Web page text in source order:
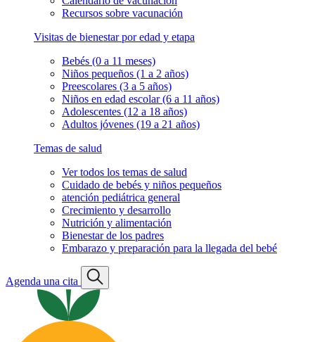
Recursos sobre vacunación
Visitas de bienestar por edad y etapa
Bebés (0 a 11 meses)
Niños pequeños (1 a 2 años)
Preescolares (3 a 5 años)
Niños en edad escolar (6 a 11 años)
Adolescentes (12 a 18 años)
Adultos jóvenes (19 a 21 años)
Temas de salud
Ver todos los temas de salud
Cuidado de bebés y niños pequeños
atención pediátrica general
Crecimiento y desarrollo
Nutrición y alimentación
Bienestar de los padres
Embarazo y preparación para la llegada del bebé
Agenda una cita